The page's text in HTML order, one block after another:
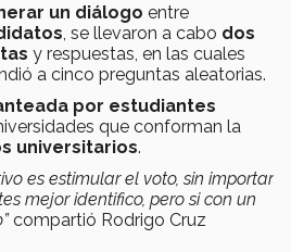
un diálogo entre
, se llevaron a cabo dos
y respuestas, en las cuales
a cinco preguntas aleatorias.
por estudiantes
que conforman la
universitarios.
es estimular el voto, sin importar
mejor identifico, pero si con un
compartió Rodrigo Cruz